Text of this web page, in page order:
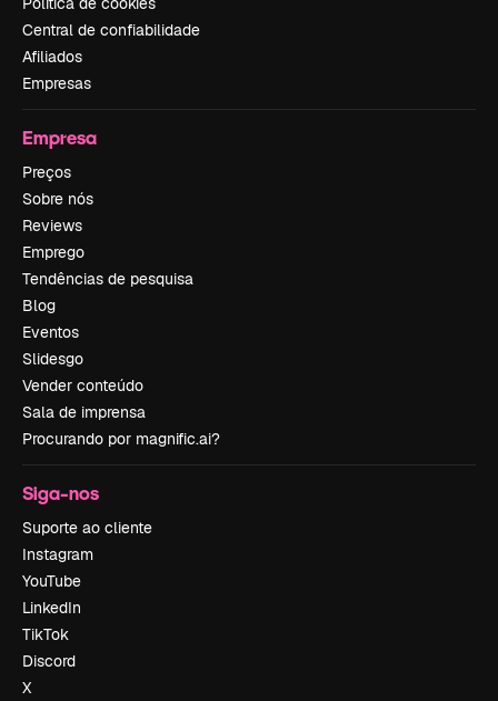
Central de confiabilidade
Afiliados
Empresas
Empresa
Preços
Sobre nós
Reviews
Emprego
Tendências de pesquisa
Blog
Eventos
Slidesgo
Vender conteúdo
Sala de imprensa
Procurando por magnific.ai?
Siga-nos
Suporte ao cliente
Instagram
YouTube
LinkedIn
TikTok
Discord
X